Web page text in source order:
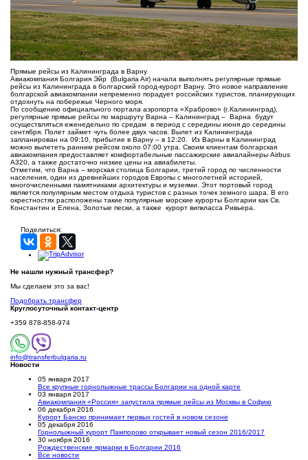
Прямые рейсы из Калининграда в Варну
Авиакомпания Болгария Эйр (Bulgaria Air) начала выполнять регулярные прямые
рейсы из Калининграда в болгарский город-курорт Варну. Это новое направление
болгарской авиакомпании непременно порадует российских туристов, планирующих
отдохнуть на побережье Черного моря.
По сообщению официального портала аэропорта «Храброво» (г.Калининград),
регулярные прямые рейсы по маршруту Варна – Калининград – Варна будут
осуществляться еженедельно по средам в период с середины июня до середины
сентября. Полет займет чуть более двух часов. Вылет из Калининграда
запланирован на 09:10, прибытие в Варну – в 12:20. Из Варны в Калининград
можно вылететь ранним рейсом около 07:00 утра. Своим клиентам болгарская
авиакомпания предоставляет комфортабельные пассажирские авиалайнеры Airbus
A320, а также достаточно низкие цены на авиабилеты.
Отметим, что Варна – морская столица Болгарии, третий город по численности
населения, один из древнейших городов Европы с многолетней историей,
многочисленными памятниками архитектуры и музеями. Этот портовый город
является популярным местом отдыха туристов с разных точек земного шара. В его
окрестностях расположены такие популярные морские курорты Болгарии как Св.
Константин и Елена, Золотые пески, а также курорт випкласса Ривьера.
Поделиться:
Не нашли нужный трансфер?
Мы сделаем это за вас!
Подобрать трансфер
Круглосуточный контакт-центр
+359 878-858-974
info@transferbulgaria.ru
Новости
05 января 2017
Все крупные горнолыжные трассы Болгарии на одной карте
03 января 2017
Авиакомпания «Россия» запустила прямые рейсы из Москвы в Софию
06 декабря 2016
Курорт Банско принимает первых гостей в новом сезоне
05 декабря 2016
Горнолыжный курорт Пампорово открывает новый сезон 2016/2017
30 ноября 2016
Рождественские ярмарки в Болгарии 2016
Все новости